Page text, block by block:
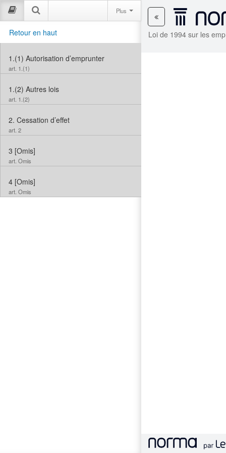
Loi de 1994 sur les
Plus
Retour en haut
1.(1) Autorisation d’emprunter
art. 1.(1)
1.(2) Autres lois
art. 1.(2)
2. Cessation d’effet
art. 2
3 [Omis]
art. Omis
4 [Omis]
art. Omis